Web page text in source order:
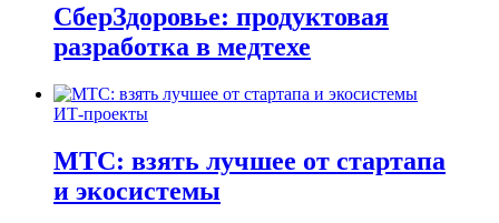
СберЗдоровье: продуктовая
разработка в медтехе
ИТ-проекты
МТС: взять лучшее от стартапа
и экосистемы